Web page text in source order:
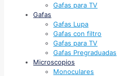
Gafas para TV
Gafas
Gafas Lupa
Gafas con filtro
Gafas para TV
Gafas Pregraduadas
Microscopios
Monoculares